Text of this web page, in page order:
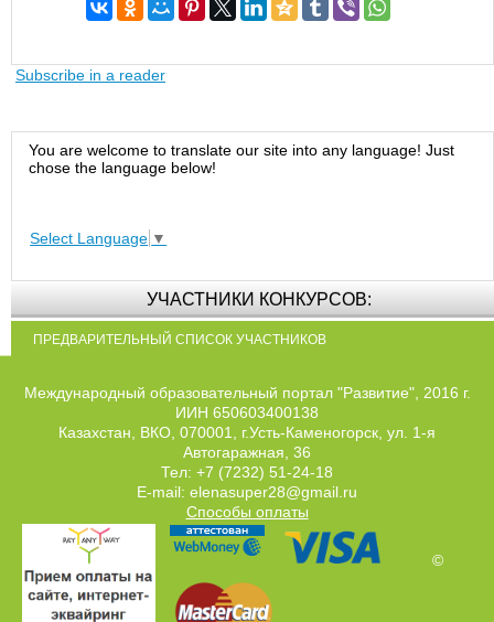
Subscribe in a reader
You are welcome to translate our site into any language! Just
chose the language below!
Select Language ▼
УЧАСТНИКИ КОНКУРСОВ:
ПРЕДВАРИТЕЛЬНЫЙ СПИСОК УЧАСТНИКОВ
Международный образовательный портал "Развитие", 2016 г.
ИИН 650603400138
Казахстан, ВКО, 070001, г.Усть-Каменогорск, ул. 1-я
Автогаражная, 36
Тел: +7 (7232) 51-24-18
E-mail: elenasuper28@gmail.ru
Способы оплаты
©